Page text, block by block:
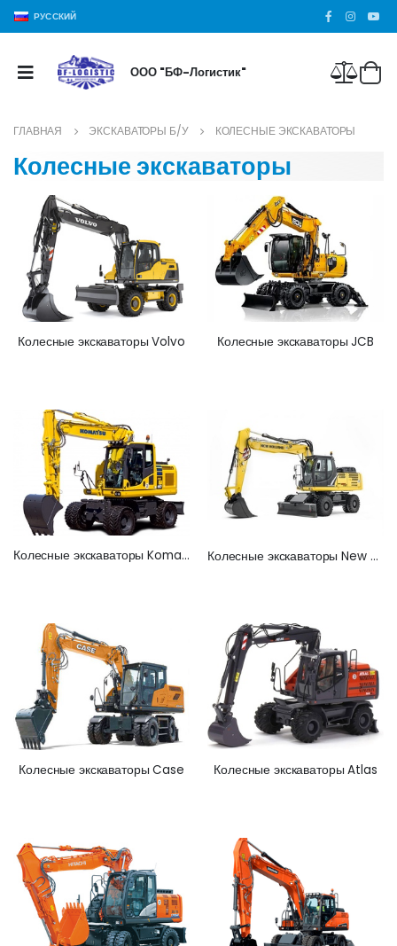
РУССКИЙ
ООО "БФ-Логистик"
ГЛАВНАЯ ЭКСКАВАТОРЫ Б/У КОЛЕСНЫЕ ЭКСКАВАТОРЫ
Колесные экскаваторы
Колесные экскаваторы Volvo Колесные экскаваторы JCB
Колесные экскаваторы Komatsu Колесные экскаваторы New Holland
Колесные экскаваторы Case Колесные экскаваторы Atlas